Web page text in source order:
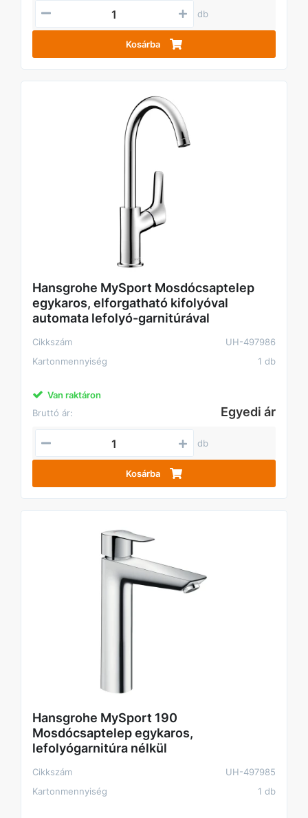
db
Kosárba
Hansgrohe MySport Mosdócsaptelep
egykaros, elforgatható kifolyóval
automata lefolyó-garnitúrával
Cikkszám
UH-497986
Kartonmennyiség
1 db
Van raktáron
Bruttó ár:
Egyedi ár
db
Kosárba
Hansgrohe MySport 190
Mosdócsaptelep egykaros,
lefolyógarnitúra nélkül
Cikkszám
UH-497985
Kartonmennyiség
1 db